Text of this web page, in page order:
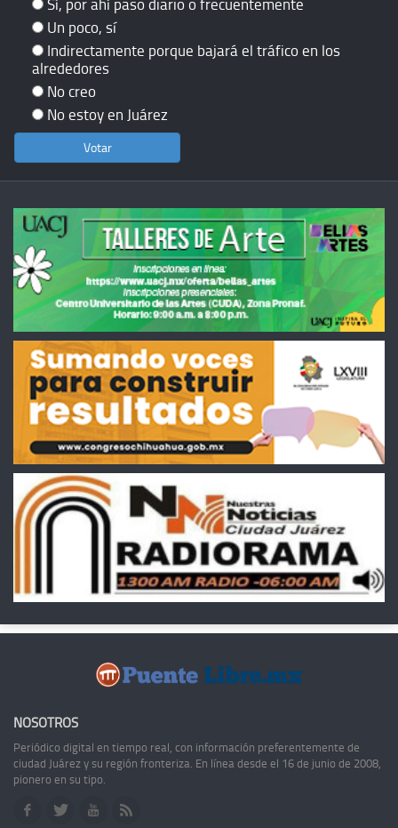
Un poco, sí
Indirectamente porque bajará el tráfico en los
alrededores
No creo
No estoy en Juárez
NOSOTROS
Periódico digital en tiempo real, con información preferentemente de
ciudad Juárez y su región fronteriza. En línea desde el 16 de junio de 2008,
pionero en su tipo.